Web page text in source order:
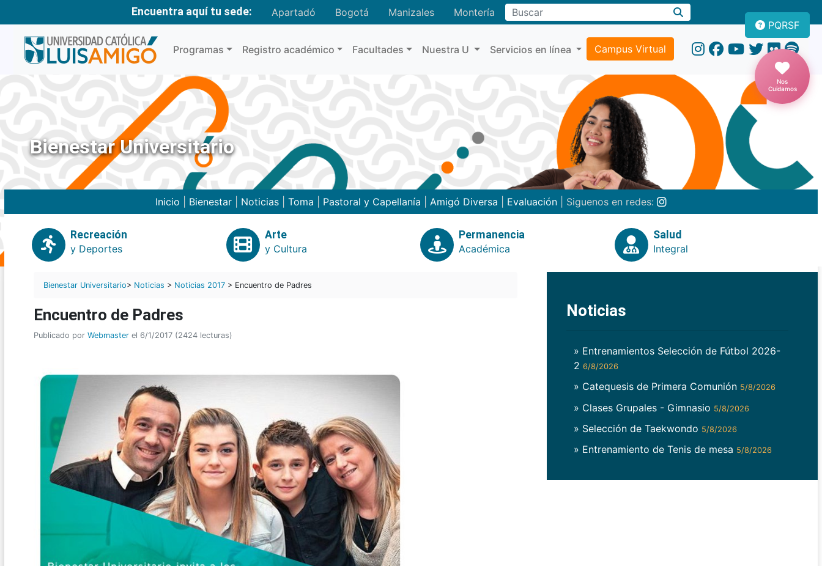
Encuentra aquí tu sede: Apartadó Bogotá Manizales MonteríaBuscar
Programas Registro académico Facultades Nuestra U Servicios en línea Campus Virtual
PQRSF
Nos
Cuidamos
Bienestar Universitario
Inicio Bienestar Noticias Toma Pastoral y Capellanía Amigó Diversa Evaluación | Siguenos en redes:
Recreación
y Deportes
Arte
y Cultura
Permanencia
Académica
Salud
Integral
Bienestar Universitario> Noticias > Noticias 2017 > Encuentro de Padres
Encuentro de Padres
Publicado por Webmaster el 6/1/2017 (2424 lecturas)
Noticias
» Entrenamientos Selección de Fútbol 2026-
2 6/8/2026
» Catequesis de Primera Comunión 5/8/2026
» Clases Grupales - Gimnasio 5/8/2026
» Selección de Taekwondo 5/8/2026
» Entrenamiento de Tenis de mesa 5/8/2026